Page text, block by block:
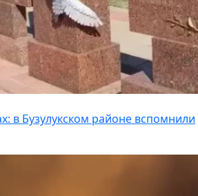
в Бузулукском районе вспомнили